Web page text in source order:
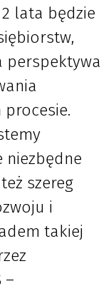
lata będzie
perspektywa
niezbędne
szereg
i
takiej
–